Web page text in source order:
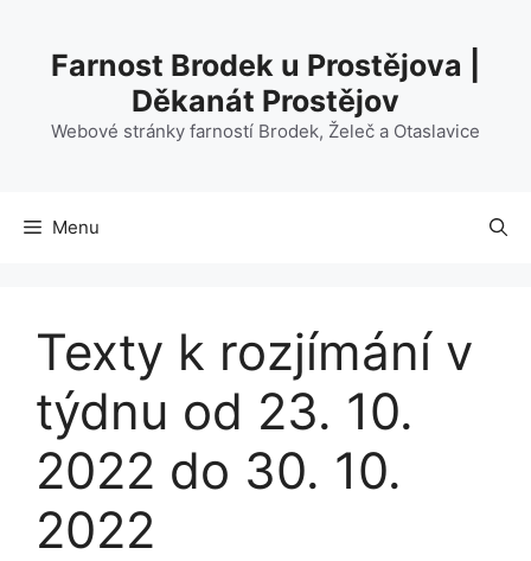
obsahFarnost Brodek u Prostějova |
Děkanát Prostějov
Webové stránky farností Brodek, Želeč a Otaslavice
Menu
Texty k rozjímání v
týdnu od 23. 10.
2022 do 30. 10.
2022